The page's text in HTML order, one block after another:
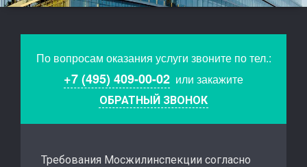
По вопросам оказания услуги звоните по тел.:
+7 (495) 409-00-02 или закажите
ОБРАТНЫЙ ЗВОНОК
Требования Мосжилинспекции согласно